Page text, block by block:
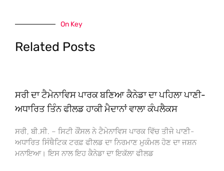
On Key
Related Posts
ਸਰੀ ਦਾ ਟੈਮੇਨਾਵਿਸ ਪਾਰਕ ਬਣਿਆ ਕੈਨੇਡਾ ਦਾ ਪਹਿਲਾ ਪਾਣੀ-
ਅਧਾਰਿਤ ਤਿੰਨ ਫੀਲਡ ਹਾਕੀ ਮੈਦਾਨਾਂ ਵਾਲਾ ਕੰਪਲੈਕਸ
ਸਰੀ, ਬੀ.ਸੀ. – ਸਿਟੀ ਕੌਂਸਲ ਨੇ ਟੈਮੇਨਾਵਿਸ ਪਾਰਕ ਵਿੱਚ ਤੀਜੇ ਪਾਣੀ-
ਅਧਾਰਿਤ ਸਿੰਥੈਟਿਕ ਟਰਫ਼ ਫੀਲਡ ਦਾ ਨਿਰਮਾਣ ਮੁਕੰਮਲ ਹੋਣ ਦਾ ਜਸ਼ਨ
ਮਨਾਇਆ। ਇਸ ਨਾਲ ਇਹ ਕੈਨੇਡਾ ਦਾ ਇਕੱਲਾ ਫੀਲਡ